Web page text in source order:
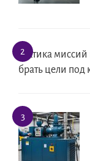
Тактика
брать цели под